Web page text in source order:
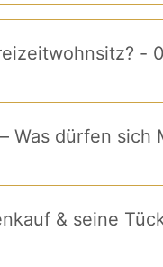
-
Was dürfen sich
& seine